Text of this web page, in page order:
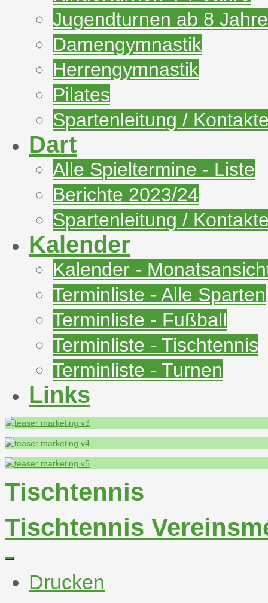
Jugendturnen ab 8 Jahre
Damengymnastik
Herrengymnastik
Pilates
Spartenleitung /
Dart
Alle Spieltermine - Liste
Berichte 2023/24
Spartenleitung /
Kalender
Kalender -
Terminliste - Alle Sparten
Terminliste - Fußball
Terminliste - Tischtennis
Terminliste - Turnen
Links
Tischtennis
Tischtennis
Drucken